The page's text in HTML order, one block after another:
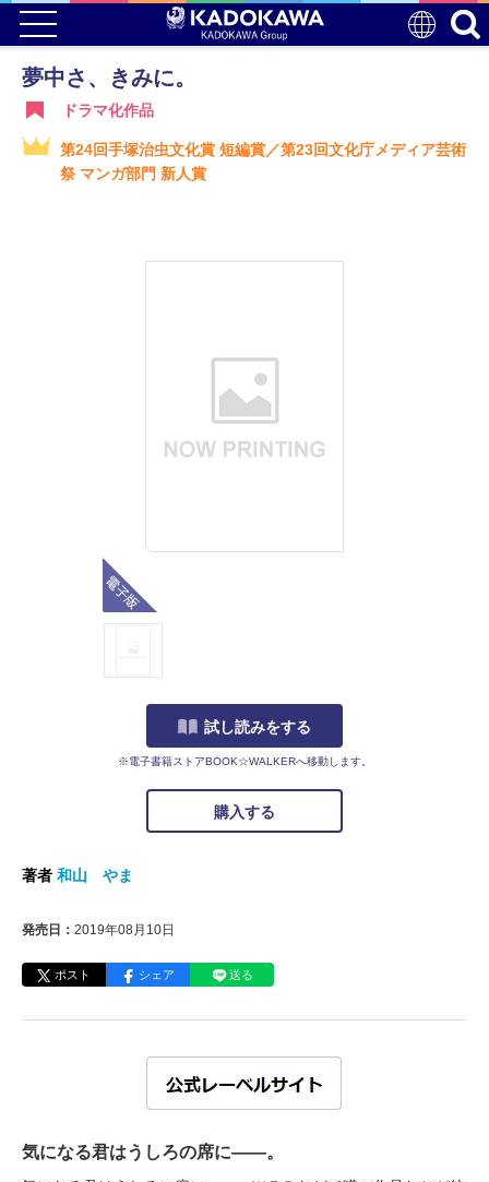
夢中さ、きみに。
ドラマ化作品
第24回手塚治虫文化賞 短編賞／第23回文化庁メディア芸術
祭 マンガ部門 新人賞
試し読みをする
※電子書籍ストアBOOK☆WALKERへ移動します。
購入する
著者 和山 やま
発売日： 2019年08月10日
ポスト シェア 送る
気になる君はうしろの席に――。